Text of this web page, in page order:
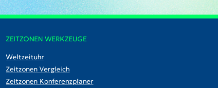
ZEITZONEN WERKZEUGE
Weltzeituhr
Zeitzonen Vergleich
Zeitzonen Konferenzplaner